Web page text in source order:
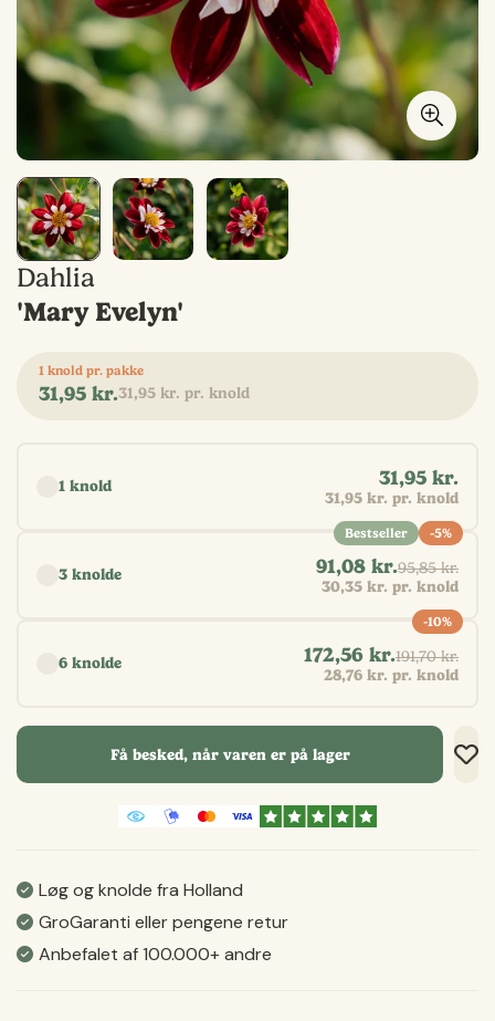
Dahlia
'Mary Evelyn'
1 knold pr. pakke
Normal
31,95 kr.31,95 kr. pr. knold
1 knold 31,95 kr.
31,95 kr. pr. knold
3 knolde 91,08 kr.95,85 kr.
30,35 kr. pr. knold
Bestseller -5%
6 knolde 172,56 kr.191,70 kr.
28,76 kr. pr. knold
-10%
Få besked, når varen er på lager
Løg og knolde fra Holland
GroGaranti eller pengene retur
Anbefalet af 100.000+ andre